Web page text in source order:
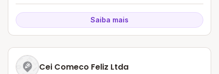
Saiba mais
Cei Comeco Feliz Ltda